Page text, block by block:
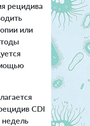
рецидива
или
CDI
недель